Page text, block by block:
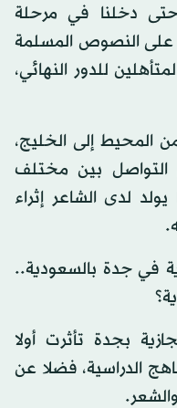
على 80 منهم حتى دخلنا في مرحلة
منهم. وبناء على النصوص المسلمة
جرى اختيار الـ20 من المتأهلين للدور النهائي،
المحيط إلى الخليج،
بين مختلف
لدى الشاعر إثراء
في جدة بالسعودية..
بجدة تأثرت أولا
الدراسية، فضلا عن